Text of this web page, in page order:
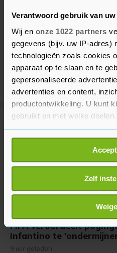
Verantwoord gebruik van
Wij en onze 1022 partners
gegevens (bijv. uw IP-adres)
technologieën zoals cookies
apparaat op te slaan en te
gepersonaliseerde
advertenties en content,
productontwikkeling. U kunt
gebruikt en met welke doelen.
Als u het toestaat, willen we
Informatie
locatie, die tot een paar
Uw apparaat
scannen op specifieke
Lees meer over hoe uw
verwerkt en stel uw
U kunt uw toestemming op
intrekken in de
Zelf
Meer uit Voetbal
Inter Miami verliest
FIFA veroordeelt
Infantino te
9 uur geleden